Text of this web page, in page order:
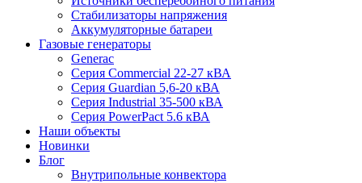
Стабилизаторы напряжения
Аккумуляторные батареи
Газовые генераторы
Generac
Серия Commercial 22-27 кВА
Серия Guardian 5,6-20 кВА
Серия Industrial 35-500 кВА
Серия PowerPact 5.6 кВА
Наши объекты
Новинки
Блог
Внутрипольные конвектора